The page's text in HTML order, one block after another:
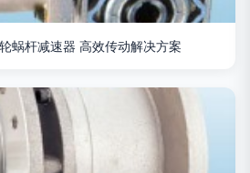
蜗杆减速器 高效传动解决方案